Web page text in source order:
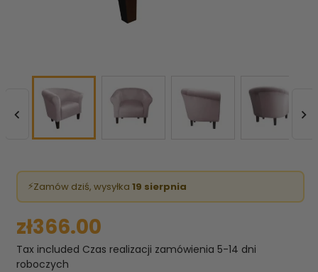
 
⚡Zamów dziś, wysyłka 19 sierpnia
zł366.00
Tax included Czas realizacji zamówienia 5-14 dni
roboczych